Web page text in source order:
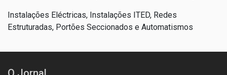
Instalações Eléctricas, Instalações ITED, Redes
Estruturadas, Portões Seccionados e Automatismos